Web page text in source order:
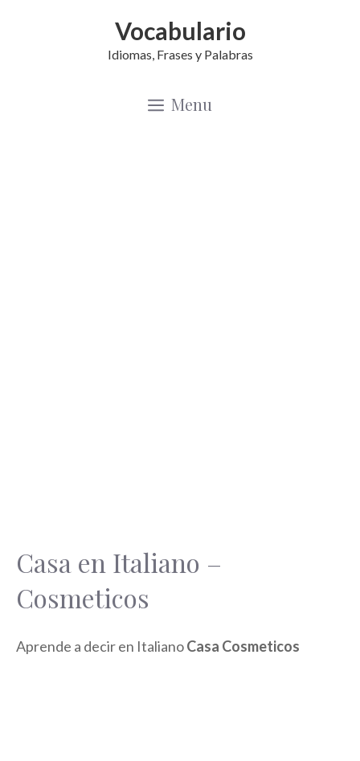
Vocabulario
Idiomas, Frases y Palabras
Menu
Casa en Italiano –
Cosmeticos
Aprende a decir en ItalianoCasa Cosmeticos